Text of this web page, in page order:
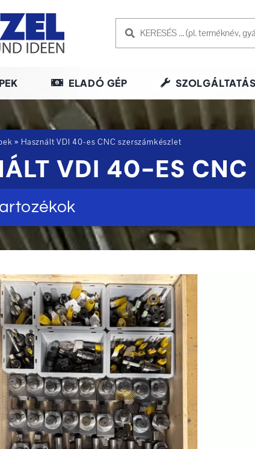
ELADÓ GÉP SZOLGÁLTATÁS
» Használt VDI 40-es CNC szerszámkészlet
VDI 40-ES CNC